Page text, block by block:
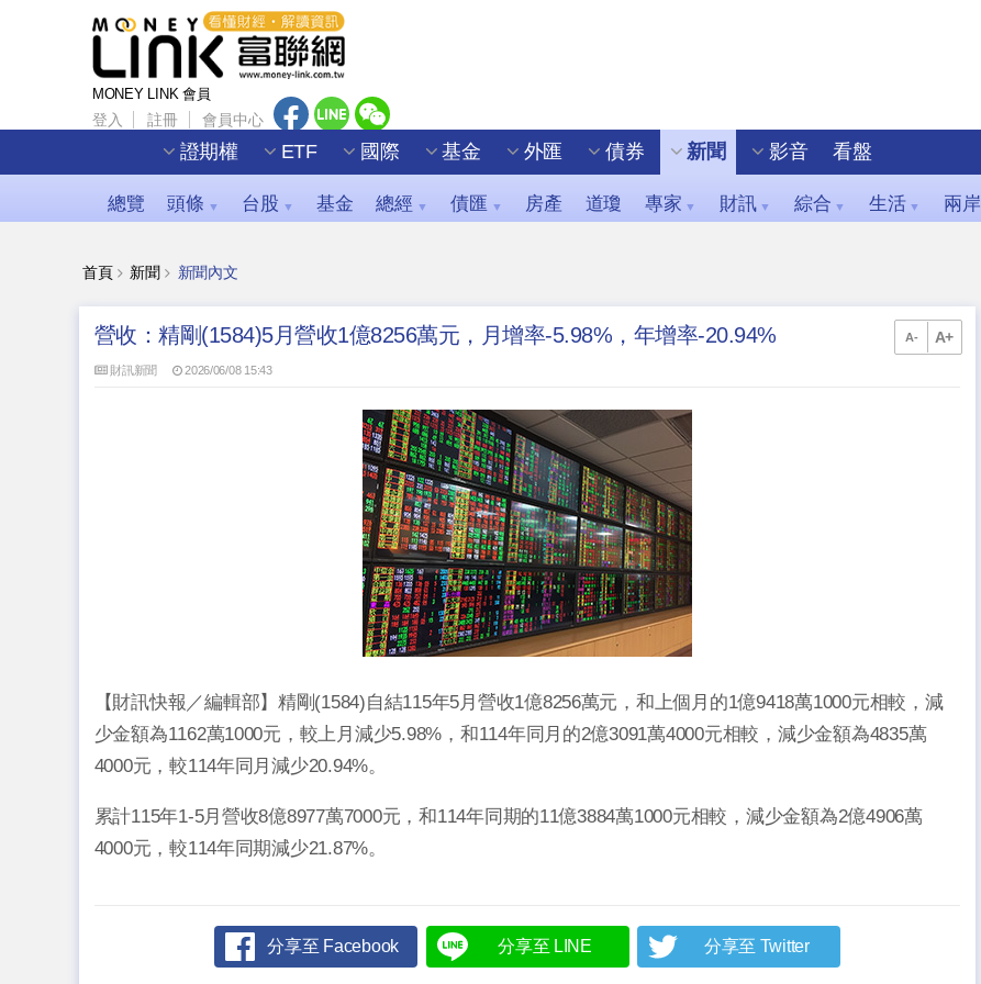
MONEY LINK 會員
登入 註冊 會員中心
證期權 ETF 國際 基金 外匯 債券 新聞 影音 看盤
總覽 頭條 ▼ 台股 ▼ 基金 總經 ▼ 債匯 ▼ 房產 道瓊 專家 ▼ 財訊 ▼ 綜合 ▼ 生活 ▼ 兩岸
首頁 新聞 新聞內文
A- A+
營收：精剛(1584)5月營收1億8256萬元，月增率-5.98%，年增率-20.94%
財訊新聞 2026/06/08 15:43
【財訊快報／編輯部】精剛(1584)自結115年5月營收1億8256萬元，和上個月的1億9418萬1000元相較，減
少金額為1162萬1000元，較上月減少5.98%，和114年同月的2億3091萬4000元相較，減少金額為4835萬
4000元，較114年同月減少20.94%。
累計115年1-5月營收8億8977萬7000元，和114年同期的11億3884萬1000元相較，減少金額為2億4906萬
4000元，較114年同期減少21.87%。
分享至 Facebook 分享至 LINE 分享至 Twitter